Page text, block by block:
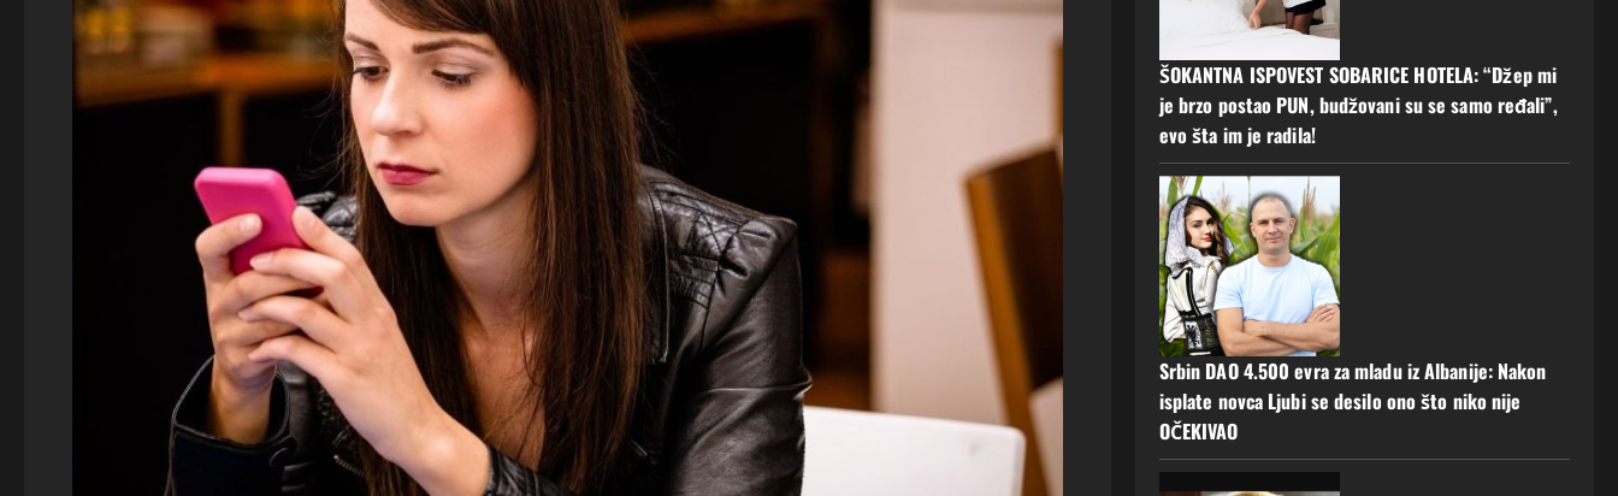
ŠOKANTNA ISPOVEST SOBARICE HOTELA: “Džep mi
je brzo postao PUN, budžovani su se samo ređali”,
evo šta im je radila!
Srbin DAO 4.500 evra za mladu iz Albanije: Nakon
isplate novca Ljubi se desilo ono što niko nije
OČEKIVAO